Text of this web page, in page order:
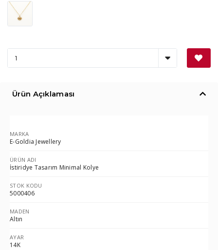
Ürün Açıklaması
MARKA
E-Goldia Jewellery
ÜRÜN ADI
İstiridye Tasarım Minimal Kolye
STOK KODU
5000406
MADEN
Altın
AYAR
14K